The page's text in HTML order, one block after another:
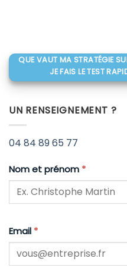
QUE VAUT MA STRATÉGIE
JE FAIS LE TEST
UN RENSEIGNEMENT ?
04 84 89 65 77
Nom et prénom *
Email *